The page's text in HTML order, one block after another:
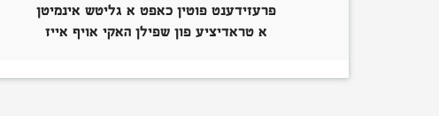
פרעזידענט פוטין כאפט א גליטש אינמיטן
א טראדיציע פון שפילן האקי אויף אייז